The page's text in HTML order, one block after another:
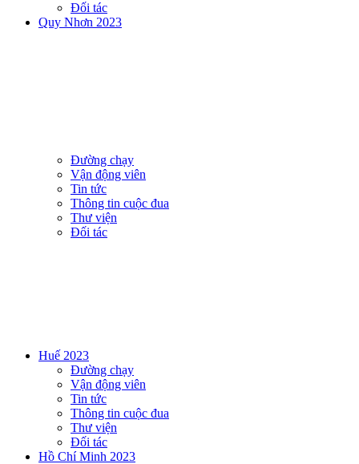
Đối tác
Quy Nhơn 2023
Đường chạy
Vận động viên
Tin tức
Thông tin cuộc đua
Thư viện
Đối tác
Huế 2023
Đường chạy
Vận động viên
Tin tức
Thông tin cuộc đua
Thư viện
Đối tác
Hồ Chí Minh 2023